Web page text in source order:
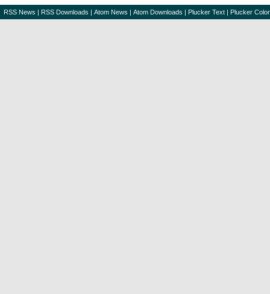
RSS News | RSS Downloads | Atom News | Atom Downloads | Plucker Text | Plucker Color